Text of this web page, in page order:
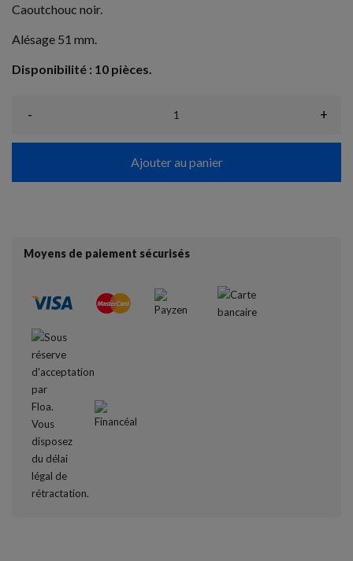
Caoutchouc noir.
Alésage 51 mm.
Disponibilité : 10 pièces.
- +
Ajouter au panier
Moyens de paiement sécurisés